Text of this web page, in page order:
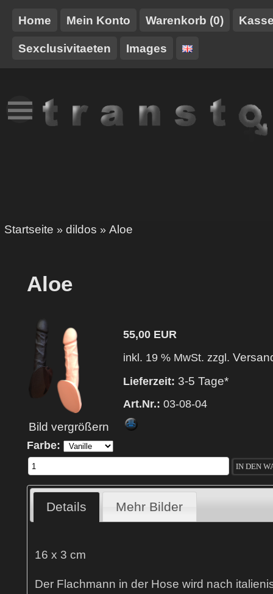
Home Mein Konto Warenkorb (0)
Sexclusivitaeten Images
NEUES
TT-
TRANSTOY
GURTE/HARNESSE
Startseite » dildos » Aloe
Aloe
Bild vergrößern
55,00 EUR
inkl. 19 % MwSt. zzgl.
Lieferzeit: 3-5 Tage*
Art.Nr.: 03-08-04
Farbe:
Details Mehr Bilder
16 x 3 cm
Der Flachmann in der Hose wird nach